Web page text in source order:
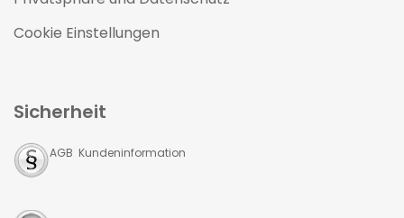
Cookie Einstellungen
Sicherheit
AGB Kundeninformation